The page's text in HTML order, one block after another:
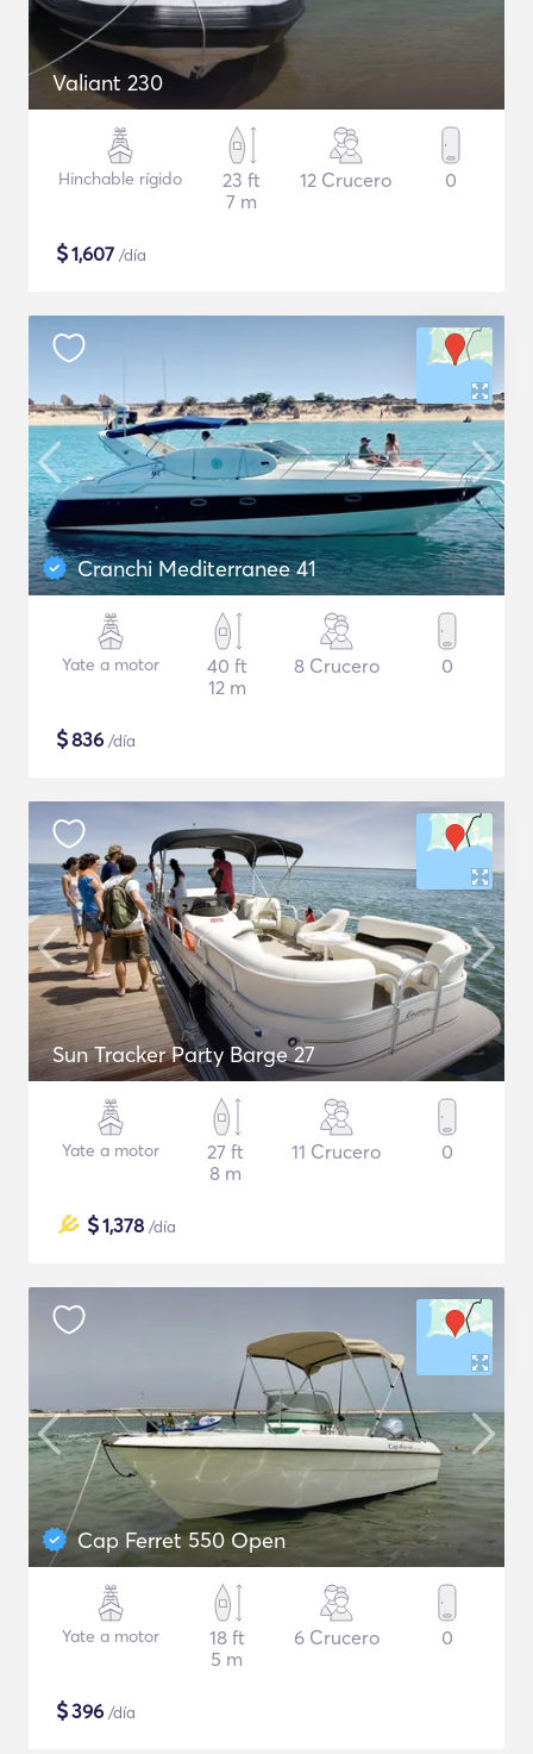
Valiant 230
Hinchable rígido
23 ft
7 m
12 Crucero 0
$1,607 /día
Cranchi Mediterranee 41
Yate a motor
40 ft
12 m
8 Crucero 0
$836 /día
Sun Tracker Party Barge 27
Yate a motor
27 ft
8 m
11 Crucero 0
$1,378 /día
Cap Ferret 550 Open
Yate a motor
18 ft
5 m
6 Crucero 0
$396 /día